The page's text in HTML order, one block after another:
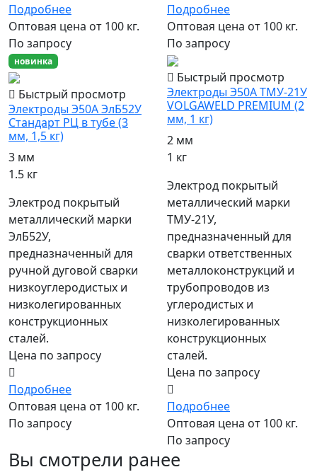
Подробнее
Оптовая цена от 100 кг.
По запросу
Подробнее
Оптовая цена от 100 кг.
По запросу
новинка
Быстрый просмотр
Электроды Э50А ЭлБ52У
Стандарт РЦ в тубе (3
мм, 1,5 кг)
3 мм
1.5 кг
Электрод покрытый
металлический марки
ЭлБ52У,
предназначенный для
ручной дуговой сварки
низкоуглеродистых и
низколегированных
конструкционных
сталей.
Цена по запросу
Подробнее
Оптовая цена от 100 кг.
По запросу
Быстрый просмотр
Электроды Э50А ТМУ-21У
VOLGAWELD PREMIUM (2
мм, 1 кг)
2 мм
1 кг
Электрод покрытый
металлический марки
ТМУ-21У,
предназначенный для
сварки ответственных
металлоконструкций и
трубопроводов из
углеродистых и
низколегированных
конструкционных
сталей.
Цена по запросу
Подробнее
Оптовая цена от 100 кг.
По запросу
Вы смотрели ранее